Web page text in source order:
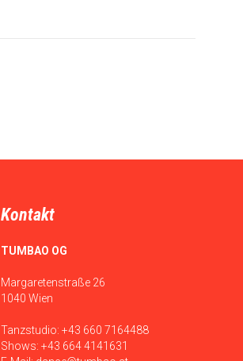
Kontakt
TUMBAO OG
Margaretenstraße 26
1040 Wien
Tanzstudio: +43 660 7164488
Shows: +43 664 4141631